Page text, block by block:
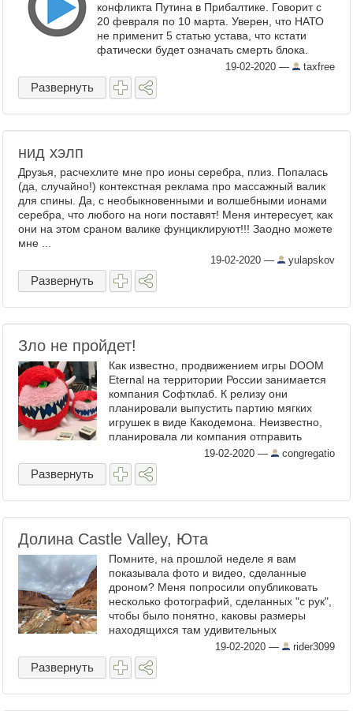
конфликта Путина в Прибалтике. Говорит с
20 февраля по 10 марта. Уверен, что НАТО
не применит 5 статью устава, что кстати
фатически будет означать смерть блока.
Говорит российское руководство уверено в ...
19-02-2020 — taxfree
Развернуть
нид хэлп
Друзья, расчехлите мне про ионы серебра, плиз. Попалась
(да, случайно!) контекстная реклама про массажный валик
для спины. Да, с необыкновенными и волшебными ионами
серебра, что любого на ноги поставят! Меня интересует, как
они на этом сраном валике фунциклируют!!! Заодно можете
мне ...
19-02-2020 — yulapskov
Развернуть
Зло не пройдет!
Как известно, продвижением игры DOOM
Eternal на территории России занимается
компания Софтклаб. К релизу они
планировали выпустить партию мягких
игрушек в виде Какодемона. Неизвестно,
планировала ли компания отправить
данные игрушки в продажу, но российские
игровые СМИ сообщают, что их ...
19-02-2020 — congregatio
Развернуть
Долина Castle Valley, Юта
Помните, на прошлой неделе я вам
показывала фото и видео, сделанные
дроном? Меня попросили опубликовать
несколько фотографий, сделанных "с рук",
чтобы было понятно, каковы размеры
находящихся там удивительных
природных конструкций. Фото с нашей
немаленькой машиной для масштаба. 1. ...
19-02-2020 — rider3099
Развернуть